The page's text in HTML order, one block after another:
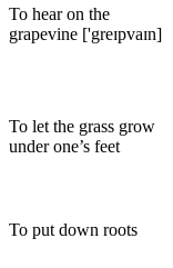
To hear on the
grapevine ['greɪpvaɪn]
To let the grass grow
under one’s feet
To put down roots